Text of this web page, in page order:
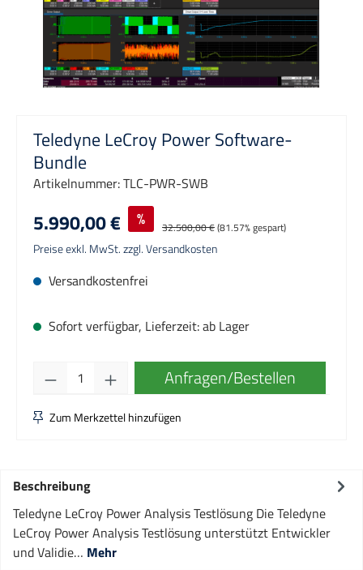
Teledyne LeCroy Power Software-
Bundle
Artikelnummer:TLC-PWR-SWB
5.990,00 € % 32.500,00 €(81.57% gespart)
Preise exkl. MwSt. zzgl. Versandkosten
Versandkostenfrei
Sofort verfügbar, Lieferzeit: ab Lager
Produkt Anzahl: Gib den gewünschten
Anfragen/Bestellen
Zum Merkzettel hinzufügen
Beschreibung
Teledyne LeCroy Power Analysis Testlösung Die Teledyne
LeCroy Power Analysis Testlösung unterstützt Entwickler
und Validie… Mehr